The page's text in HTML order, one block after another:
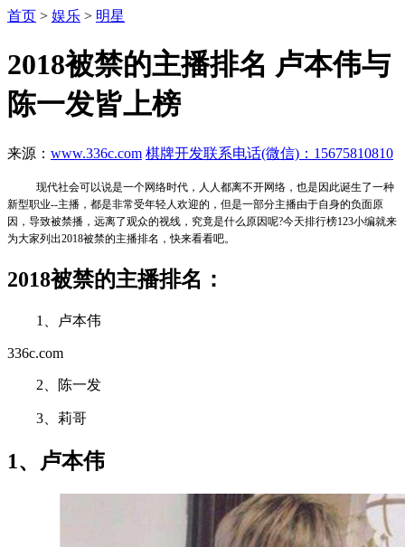
首页 > 娱乐 > 明星
2018被禁的主播排名 卢本伟与
陈一发皆上榜
来源： www.336c.com 棋牌开发联系电话(微信)：15675810810
现代社会可以说是一个网络时代，人人都离不开网络，也是因此诞生了一种
新型职业--主播，都是非常受年轻人欢迎的，但是一部分主播由于自身的负面原
因，导致被禁播，远离了观众的视线，究竟是什么原因呢?今天排行榜123小编就来
为大家列出2018被禁的主播排名，快来看看吧。
2018被禁的主播排名：
1、卢本伟
336c.com
2、陈一发
3、莉哥
1、卢本伟